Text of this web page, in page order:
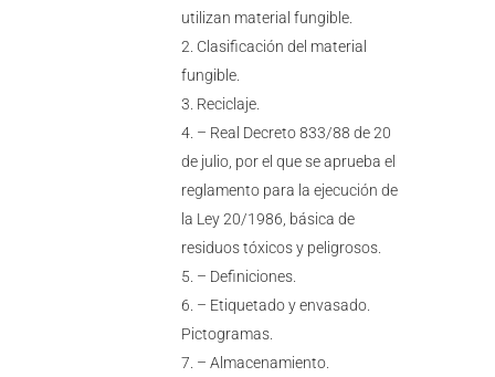
utilizan material fungible.
Clasificación del material
fungible.
Reciclaje.
– Real Decreto 833/88 de 20
de julio, por el que se aprueba el
reglamento para la ejecución de
la Ley 20/1986, básica de
residuos tóxicos y peligrosos.
– Definiciones.
– Etiquetado y envasado.
Pictogramas.
– Almacenamiento.